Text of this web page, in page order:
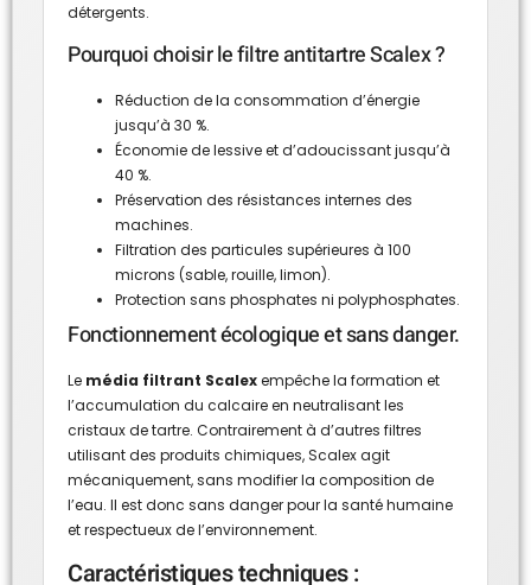
détergents.
Pourquoi choisir le filtre antitartre Scalex ?
Réduction de la consommation d’énergie
jusqu’à 30 %.
Économie de lessive et d’adoucissant jusqu’à
40 %.
Préservation des résistances internes des
machines.
Filtration des particules supérieures à 100
microns (sable, rouille, limon).
Protection sans phosphates ni polyphosphates.
Fonctionnement écologique et sans danger.
Le média filtrant Scalexempêche la formation et
l’accumulation du calcaire en neutralisant les
cristaux de tartre. Contrairement à d’autres filtres
utilisant des produits chimiques, Scalex agit
mécaniquement, sans modifier la composition de
l’eau. Il est donc sans danger pour la santé humaine
et respectueux de l’environnement.
Caractéristiques techniques :